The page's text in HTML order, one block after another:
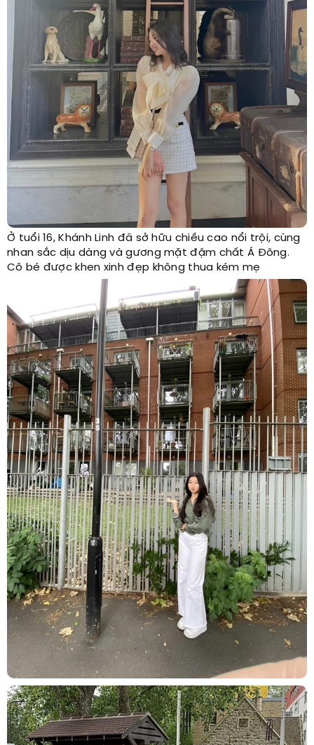
Ở tuổi 16, Khánh Linh đã sở hữu chiều cao nổi trội, cùng
nhan sắc dịu dàng và gương mặt đậm chất Á Đông.
Cô bé được khen xinh đẹp không thua kém mẹ